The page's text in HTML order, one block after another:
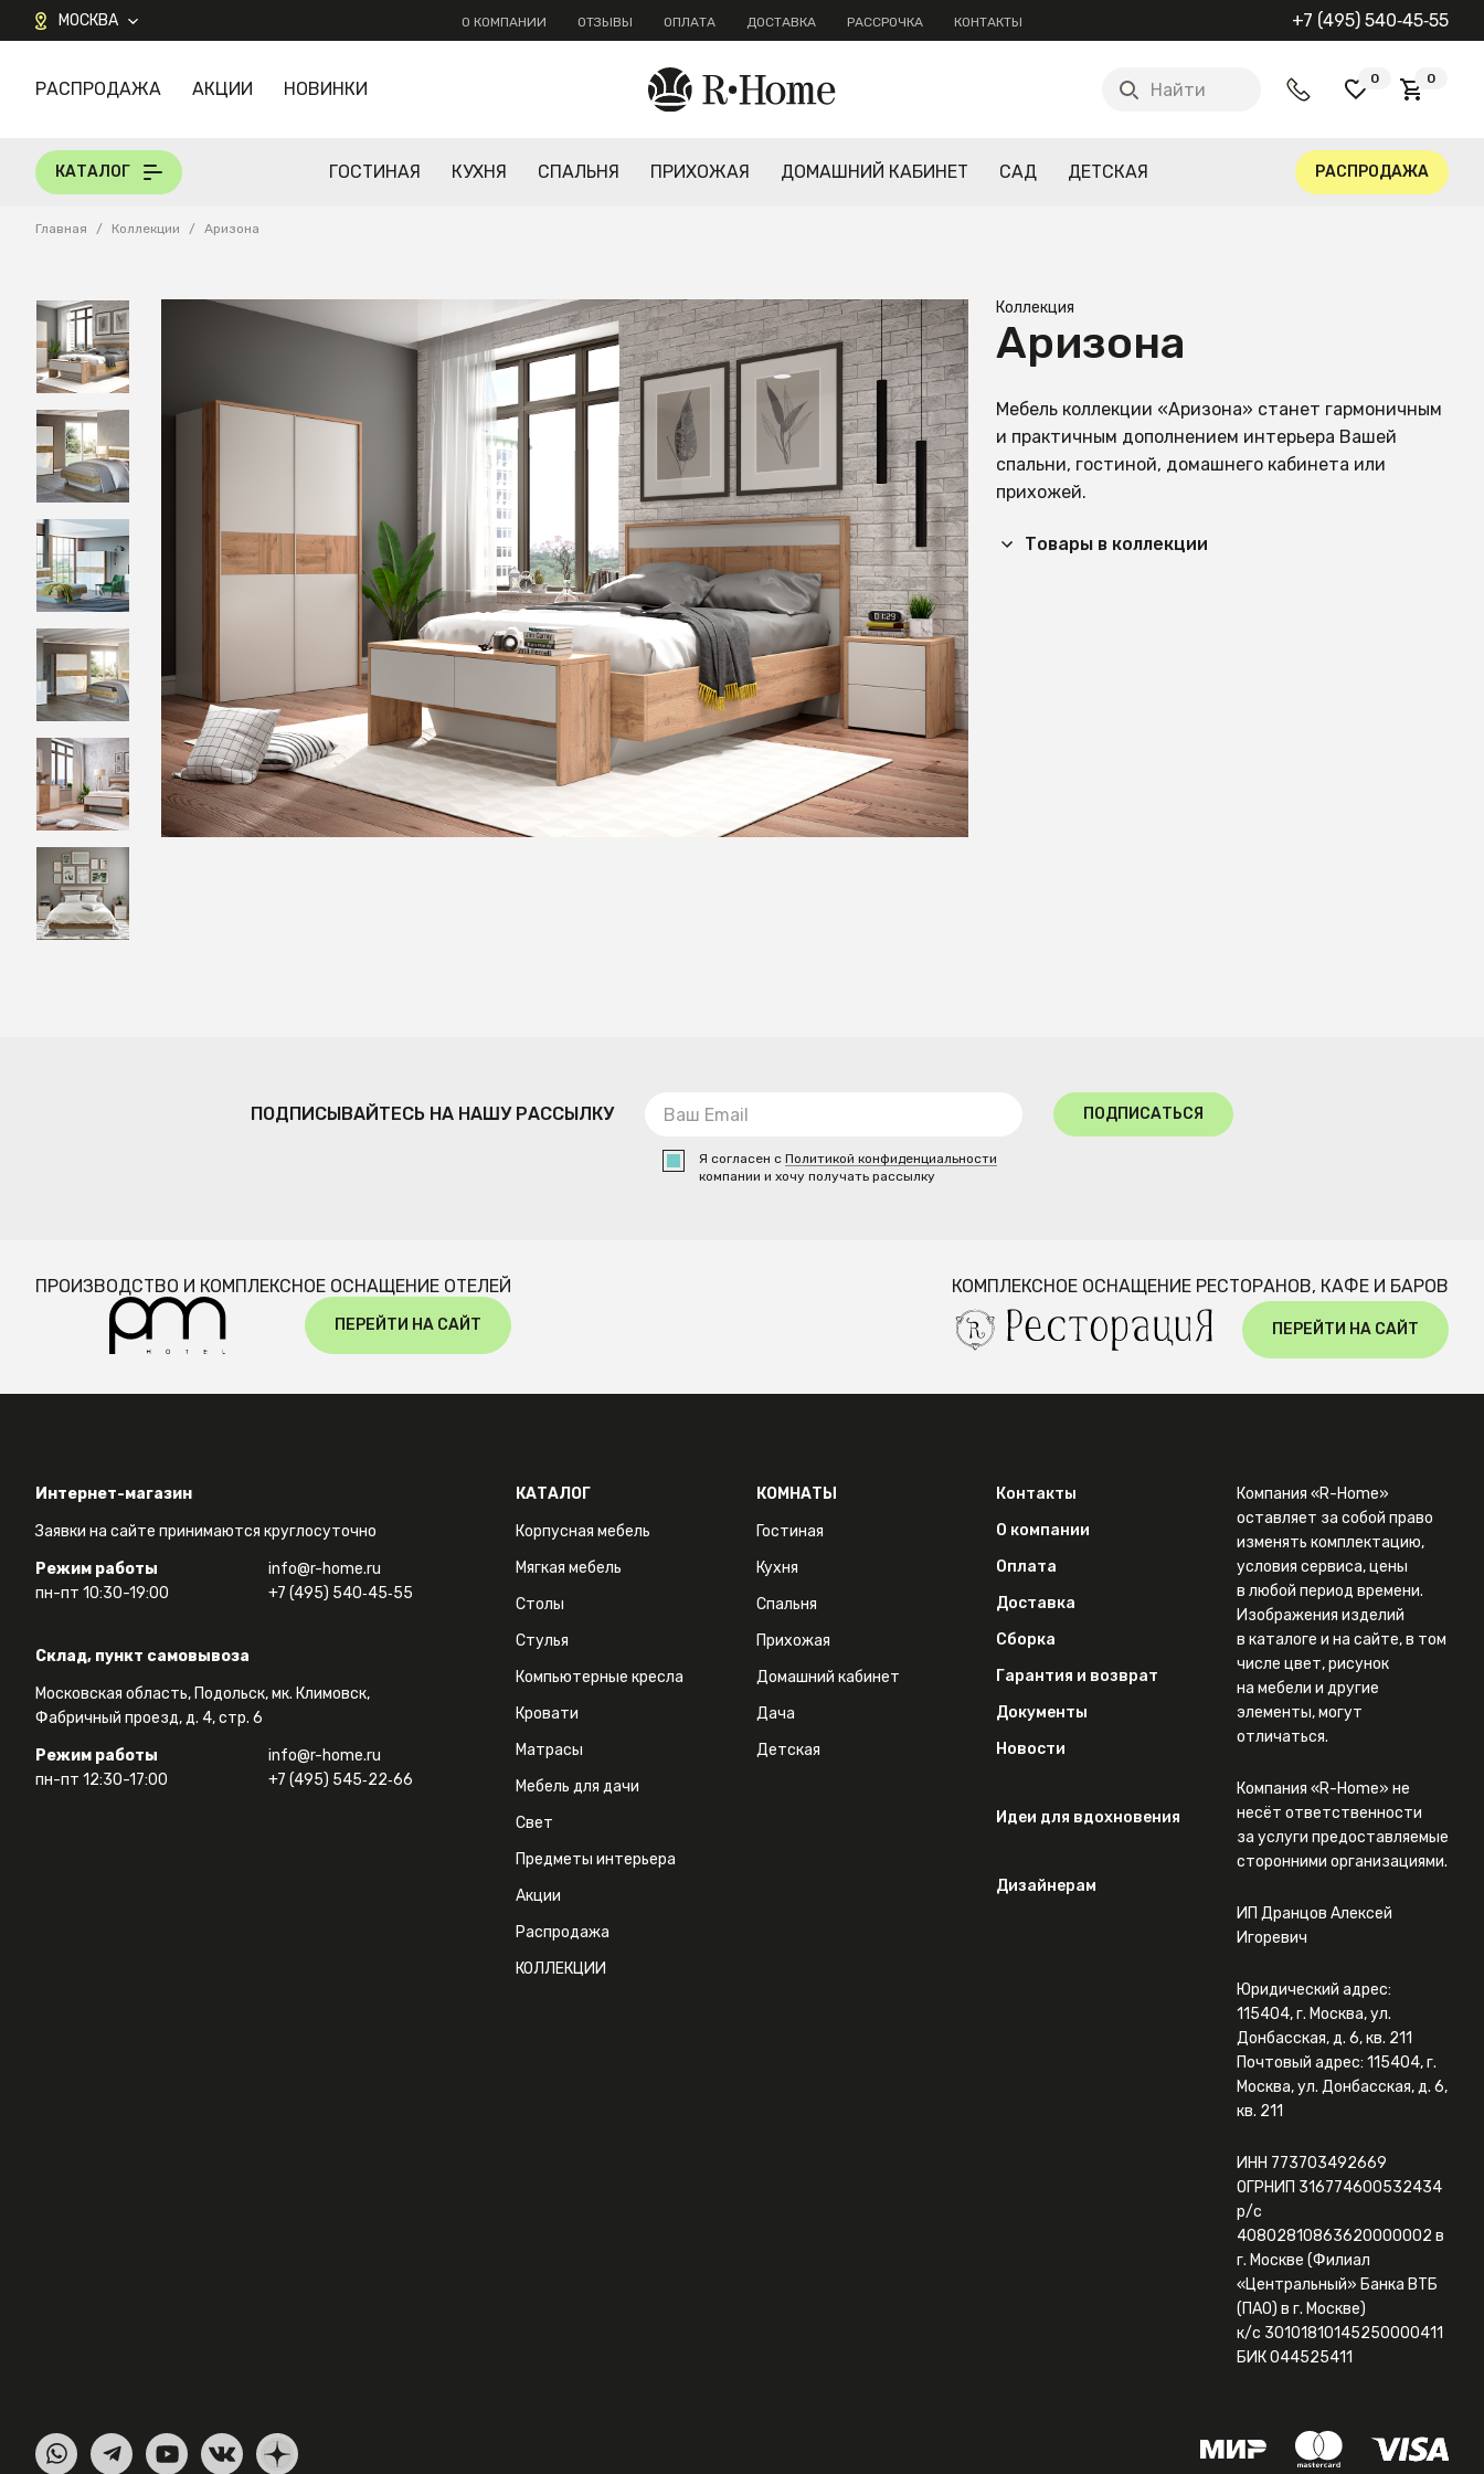
МОСКВА О КОМПАНИИ ОТЗЫВЫ ОПЛАТА ДОСТАВКА РАССРОЧКА КОНТАКТЫ +7 (495) 540‑45‑55
КАТАЛОГ
РАСПРОДАЖА АКЦИИ НОВИНКИ Найти
0 0
КАТАЛОГ ГОСТИНАЯ КУХНЯ СПАЛЬНЯ ПРИХОЖАЯ ДОМАШНИЙ КАБИНЕТ САД ДЕТСКАЯ РАСПРОДАЖА
Главная / Коллекции / Аризона
Коллекция
Аризона
Мебель коллекции «Аризона» станет гармоничным
и практичным дополнением интерьера Вашей
спальни, гостиной, домашнего кабинета или
прихожей.
Товары в коллекции
ПОДПИСЫВАЙТЕСЬ НА НАШУ РАССЫЛКУ
Я согласен с Политикой конфиденциальности
компании и хочу получать рассылку
ПОДПИСАТЬСЯ
ПРОИЗВОДСТВО И КОМПЛЕКСНОЕ ОСНАЩЕНИЕ ОТЕЛЕЙ
ПЕРЕЙТИ НА САЙТ
КОМПЛЕКСНОЕ ОСНАЩЕНИЕ РЕСТОРАНОВ, КАФЕ И БАРОВ
ПЕРЕЙТИ НА САЙТ
Интернет-магазин
Заявки на сайте принимаются круглосуточно
Режим работы
пн-пт 10:30-19:00
info@r-home.ru
+7 (495) 540‑45‑55
Склад, пункт самовывоза
Московская область, Подольск, мк. Климовск,
Фабричный проезд, д. 4, стр. 6
Режим работы
пн-пт 12:30-17:00
info@r-home.ru
+7 (495) 545‑22‑66
КАТАЛОГ
Корпусная мебель
Мягкая мебель
Столы
Стулья
Компьютерные кресла
Кровати
Матрасы
Мебель для дачи
Свет
Предметы интерьера
Акции
Распродажа
КОЛЛЕКЦИИ
КОМНАТЫ
Гостиная
Кухня
Спальня
Прихожая
Домашний кабинет
Дача
Детская
Контакты
О компании
Оплата
Доставка
Сборка
Гарантия и возврат
Документы
Новости
Идеи для вдохновения
Дизайнерам
Компания «R-Home»
оставляет за собой право
изменять комплектацию,
условия сервиса, цены
в любой период времени.
Изображения изделий
в каталоге и на сайте, в том
числе цвет, рисунок
на мебели и другие
элементы, могут
отличаться.
Компания «R-Home» не
несёт ответственности
за услуги предоставляемые
сторонними организациями.
ИП Дранцов Алексей
Игоревич
Юридический адрес:
115404, г. Москва, ул.
Донбасская, д. 6, кв. 211
Почтовый адрес: 115404, г.
Москва, ул. Донбасская, д. 6,
кв. 211
ИНН 773703492669
ОГРНИП 316774600532434
р/с
40802810863620000002 в
г. Москве (Филиал
«Центральный» Банка ВТБ
(ПАО) в г. Москве)
к/с 30101810145250000411
БИК 044525411